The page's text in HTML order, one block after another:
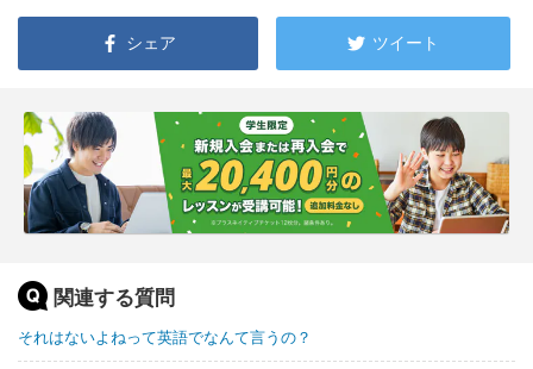
シェア ツイート
関連する質問
それはないよねって英語でなんて言うの？